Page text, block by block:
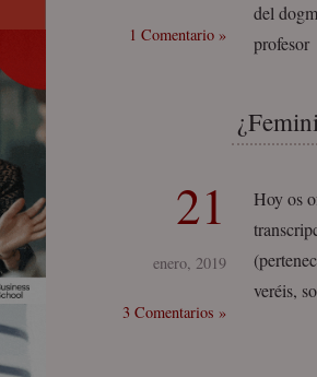
1 Comentario »
del
21
enero, 2019
3 Comentarios »
Hoy os
veréis,